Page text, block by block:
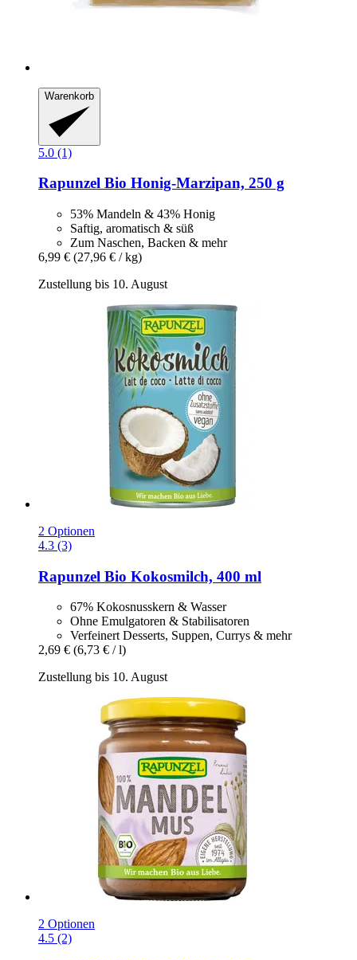
Warenkorb
5.0 (1)
Rapunzel Bio Honig-​Marzipan, 250 g
53% Mandeln & 43% Honig
Saftig, aromatisch & süß
Zum Naschen, Backen & mehr
6,99 € (27,96 € / kg)
Zustellung bis 10. August
2 Optionen
4.3 (3)
Rapunzel Bio Kokosmilch, 400 ml
67% Kokosnusskern & Wasser
Ohne Emulgatoren & Stabilisatoren
Verfeinert Desserts, Suppen, Currys & mehr
2,69 € (6,73 € / l)
Zustellung bis 10. August
2 Optionen
4.5 (2)